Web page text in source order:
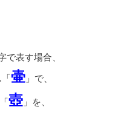
で表す場合、
壷 」で、
壺 」を、